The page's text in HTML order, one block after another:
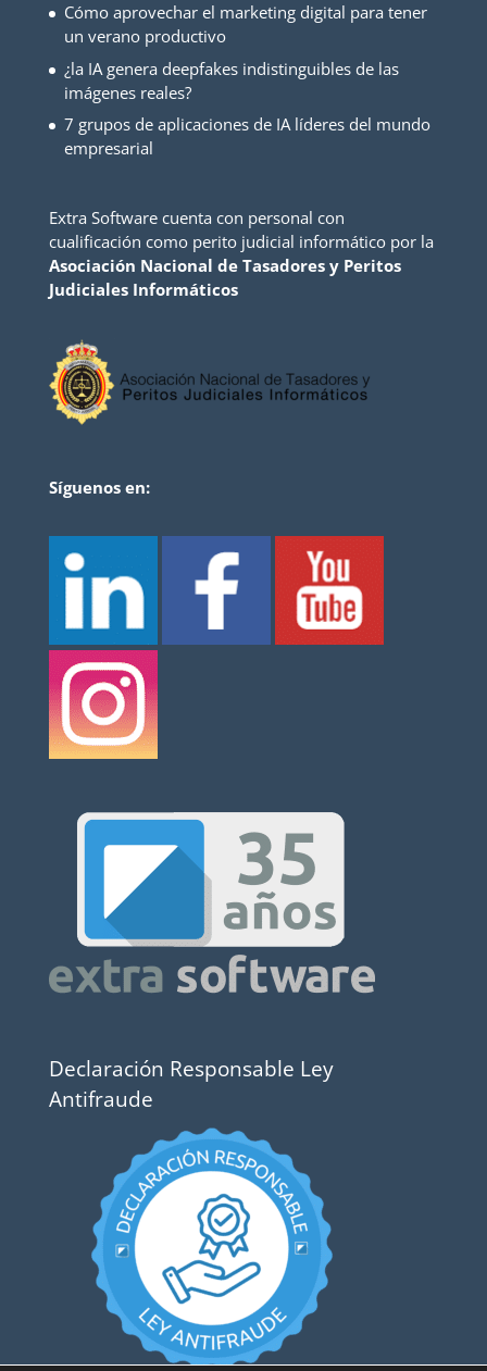
Cómo aprovechar el marketing digital para tener
un verano productivo
¿la IA genera deepfakes indistinguibles de las
imágenes reales?
7 grupos de aplicaciones de IA líderes del mundo
empresarial
Extra Software cuenta con personal con
cualificación como perito judicial informático por la
Asociación Nacional de Tasadores y Peritos
Judiciales Informáticos
Síguenos en:
Declaración Responsable Ley
Antifraude